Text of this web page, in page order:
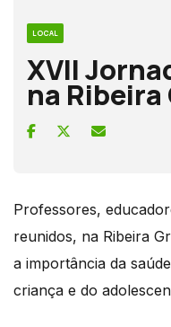
LOCAL
XVII
na Ribeira
Professores,
reunidos, na Ribeira
a importância da
criança e do